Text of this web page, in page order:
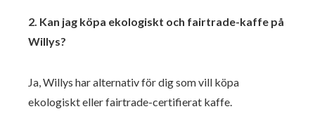
2. Kan jag köpa ekologiskt och fairtrade-kaffe på
Willys?
Ja, Willys har alternativ för dig som vill köpa
ekologiskt eller fairtrade-certifierat kaffe.